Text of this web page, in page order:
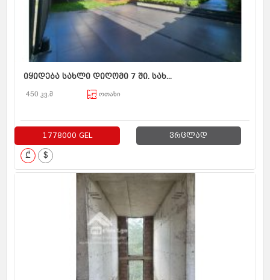
იყიდება სახლი დიღომი 7 ში. სახ...
450 კვ.მ ოთახი
1778000 GEL ვრცლად
₾ $